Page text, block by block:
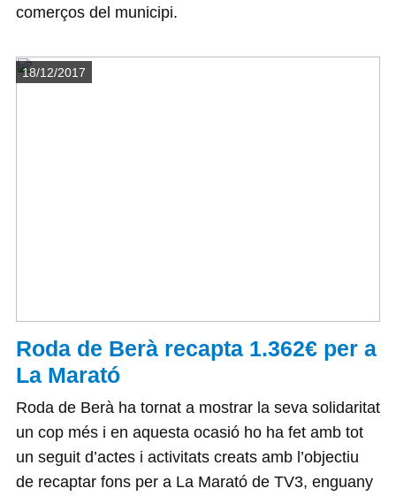
comerços del municipi.
Roda de Berà recapta 1.362€ per a
La Marató
Detalls
18/12/2017
Roda de Berà ha tornat a mostrar la seva solidaritat
un cop més i en aquesta ocasió ho ha fet amb tot
un seguit d’actes i activitats creats amb l’objectiu
de recaptar fons per a La Marató de TV3, enguany